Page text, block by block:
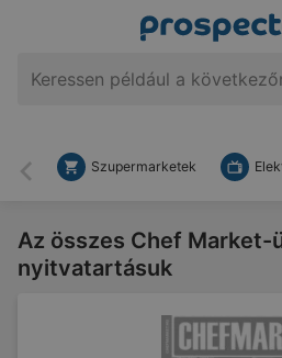
Vissza
Szupermarketek
Az összes Chef Market-
nyitvatartásuk